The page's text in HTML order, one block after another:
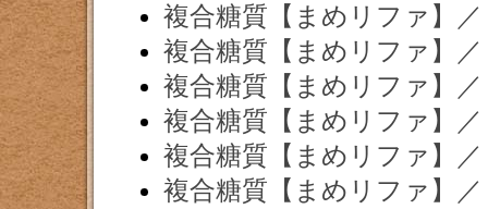
複合糖質【まめリファ】
複合糖質【まめリファ】
複合糖質【まめリファ】
複合糖質【まめリファ】
複合糖質【まめリファ】
複合糖質【まめリファ】